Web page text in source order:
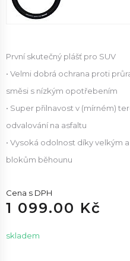
První skutečný plášť pro SUV
• Velmi dobrá ochrana proti
směsi s nízkým opotřebením
• Super přilnavost v (mírném)
odvalování na asfaltu
• Vysoká odolnost díky velkým
blokům běhounu
Cena s DPH
1 099.00 Kč
skladem